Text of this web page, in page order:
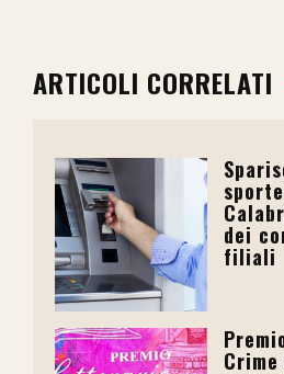
ARTICOLI CORRELATI
dei
filiali